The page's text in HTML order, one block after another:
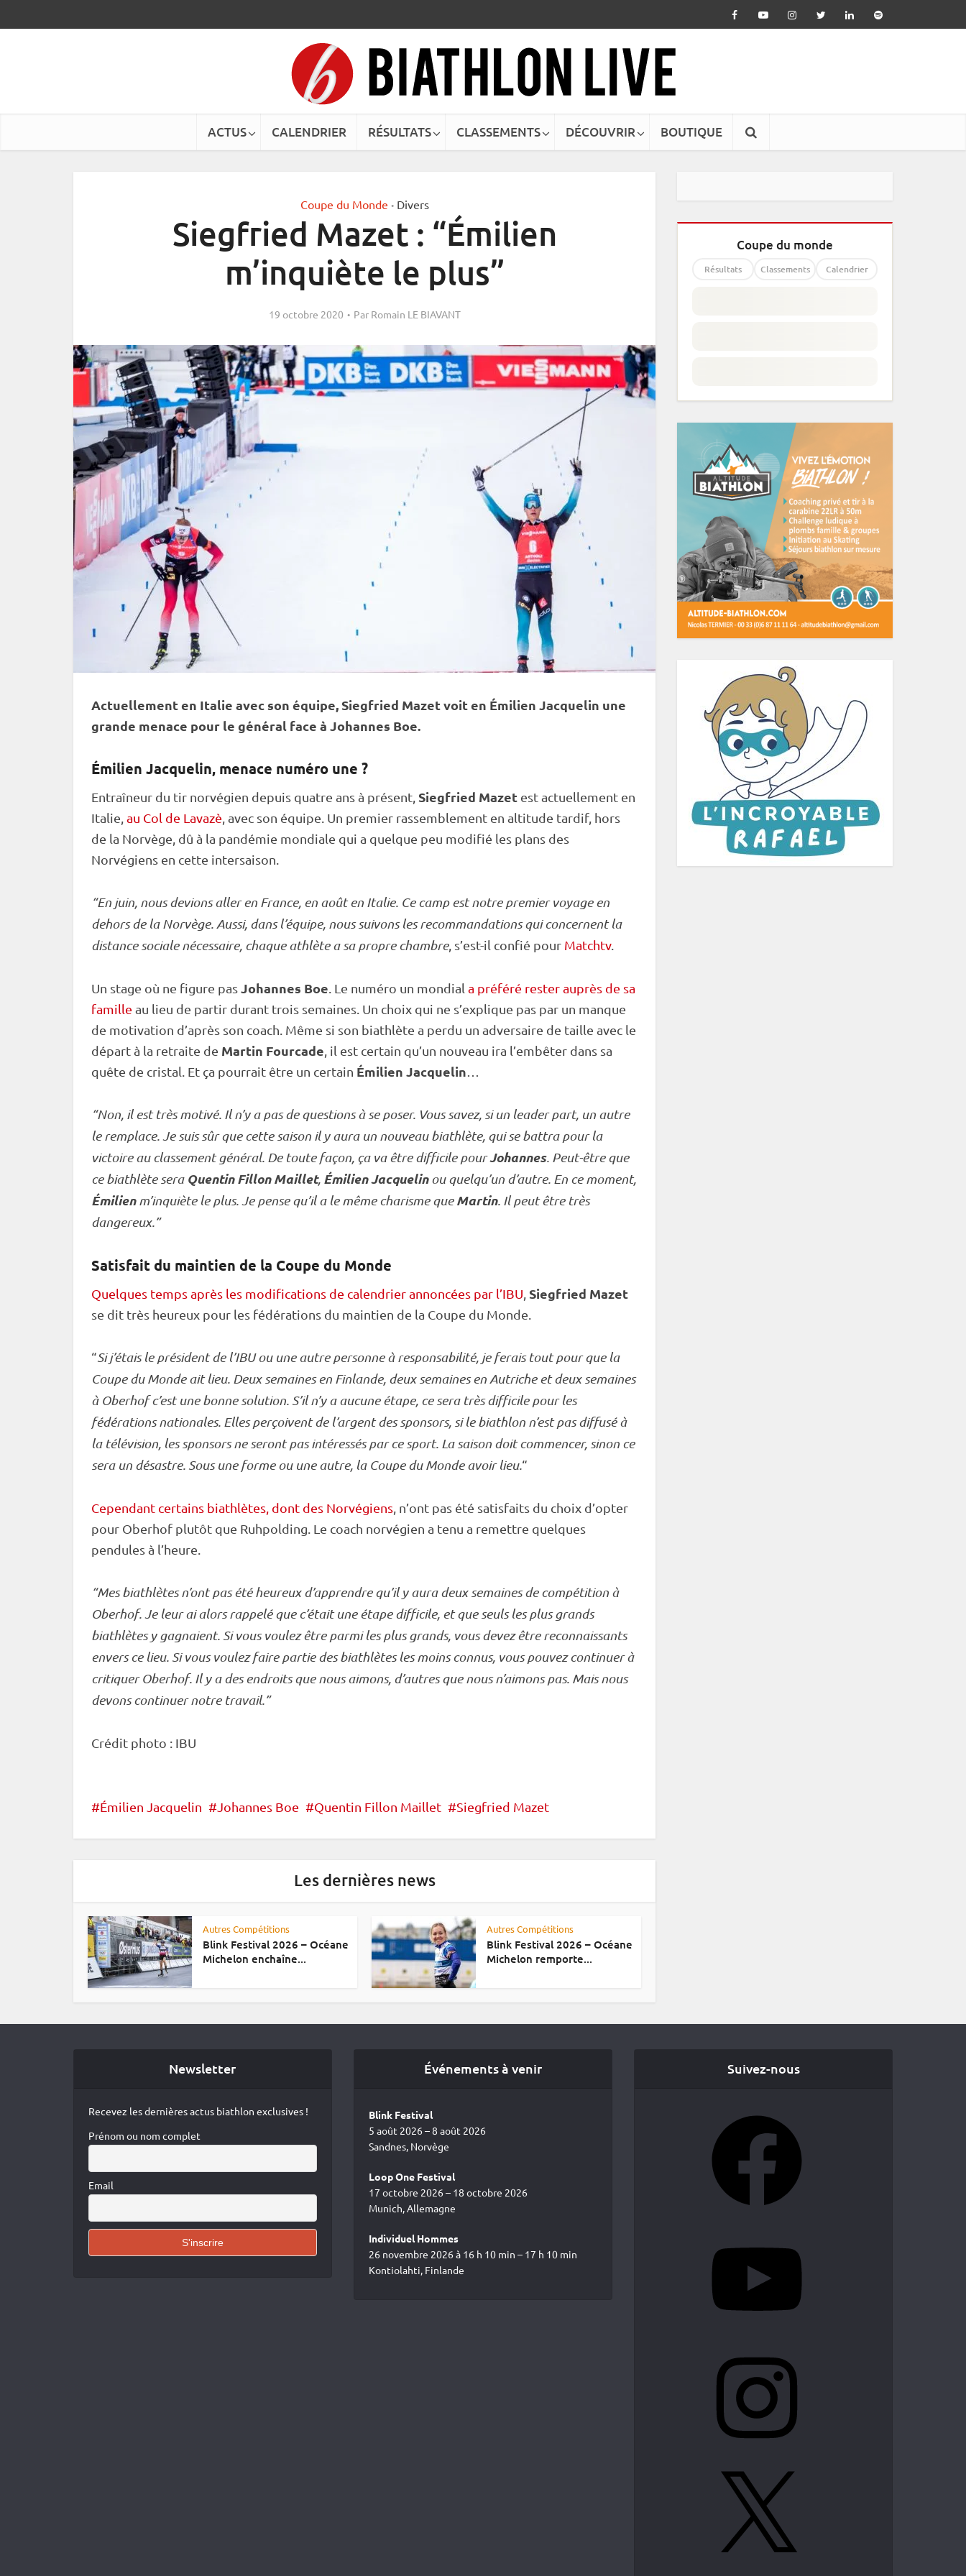
ACTUS CALENDRIER RÉSULTATS CLASSEMENTS DÉCOUVRIR BOUTIQUE
Coupe du Monde • Divers
Siegfried Mazet : “Émilien
m’inquiète le plus”
19 octobre 2020 Par Romain LE BIAVANT
Actuellement en Italie avec son équipe, Siegfried Mazet voit en Émilien Jacquelin une
grande menace pour le général face à Johannes Boe.
Émilien Jacquelin, menace numéro une ?
Entraîneur du tir norvégien depuis quatre ans à présent, Siegfried Mazet est actuellement en
Italie, au Col de Lavazè , avec son équipe. Un premier rassemblement en altitude tardif, hors
de la Norvège, dû à la pandémie mondiale qui a quelque peu modifié les plans des
Norvégiens en cette intersaison.
“En juin, nous devions aller en France, en août en Italie. Ce camp est notre premier voyage en
dehors de la Norvège. Aussi, dans l’équipe, nous suivons les recommandations qui concernent la
distance sociale nécessaire, chaque athlète a sa propre chambre, s’est-il confié pour Matchtv.
Un stage où ne figure pasJohannes Boe . Le numéro un mondial a préféré rester auprès de sa
famille au lieu de partir durant trois semaines. Un choix qui ne s’explique pas par un manque
de motivation d’après son coach. Même si son biathlète a perdu un adversaire de taille avec le
départ à la retraite de Martin Fourcade , il est certain qu’un nouveau ira l’embêter dans sa
quête de cristal. Et ça pourrait être un certain Émilien Jacquelin
“Non, il est très motivé. Il n’y a pas de questions à se poser. Vous savez, si un leader part, un autre
le remplace. Je suis sûr que cette saison il y aura un nouveau biathlète, qui se battra pour la
victoire au classement général. De toute façon, ça va être difficile pourJohannes. Peut-être que
ce biathlète sera Quentin Fillon Maillet, Émilien Jacquelinou quelqu’un d’autre. En ce moment,
Émilienm’inquiète le plus. Je pense qu’il a le même charisme queMartin. Il peut être très
dangereux.”
Satisfait du maintien de la Coupe du Monde
Quelques temps après les modifications de calendrier annoncées par l’IBU Siegfried Mazet
se dit très heureux pour les fédérations du maintien de la Coupe du Monde
“Si j’étais le président de l’IBUou une autre personne à responsabilité, je ferais tout pour que la
Coupe du Mondeait lieu. Deux semaines en Finlande, deux semaines en Autriche et deux semaines
à Oberhofc’est une bonne solution. S’il n’y a aucune étape, ce sera très difficile pour les
fédérations nationales. Elles perçoivent de l’argent des sponsors, si le biathlon n’est pas diffusé à
la télévision, les sponsors ne seront pas intéressés par ce sport. La saison doit commencer, sinon ce
sera un désastre. Sous une forme ou une autre, la Coupe du Mondeavoir lieu.“
Cependant certains biathlètes, dont des Norvégiens , n’ont pas été satisfaits du choix d’opter
pour Oberhof plutôt que Ruhpolding . Le coach norvégien a tenu a remettre quelques
pendules à l’heure.
“Mes biathlètes n’ont pas été heureux d’apprendre qu’il y aura deux semaines de compétition à
Oberhof. Je leur ai alors rappelé que c’était une étape difficile, et que seuls les plus grands
biathlètes y gagnaient. Si vous voulez être parmi les plus grands, vous devez être reconnaissants
envers ce lieu. Si vous voulez faire partie des biathlètes les moins connus, vous pouvez continuer à
critiquerOberhof. Il y a des endroits que nous aimons, d’autres que nous n’aimons pas. Mais nous
devons continuer notre travail.”
Crédit photo : IBU
Émilien Jacquelin Johannes Boe Quentin Fillon Maillet Siegfried Mazet
Les dernières news
Autres Compétitions
Blink Festival 2026 – Océane
Michelon enchaîne...
Autres Compétitions
Blink Festival 2026 – Océane
Michelon remporte...
Coupe du monde
Résultats Classements Calendrier
Newsletter
Recevez les dernières actus biathlon exclusives !
Prénom ou nom complet
Email
Événements à venir
Blink Festival
5 août 2026 – 8 août 2026
Sandnes, Norvège
Loop One Festival
17 octobre 2026 – 18 octobre 2026
Munich, Allemagne
Individuel Hommes
26 novembre 2026 à 16 h 10 min – 17 h 10 min
Kontiolahti, Finlande
Suivez-nous